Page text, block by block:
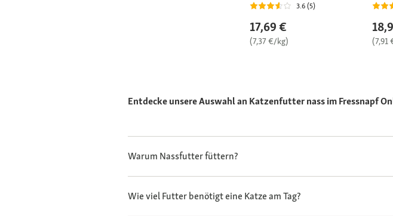
3.6 (5)
17,69 €
(7,37 €/kg) (7,91
Entdecke unsere Auswahl an Katzenfutter nass im Fressnapf
Warum Nassfutter füttern?
Wie viel Futter benötigt eine Katze am Tag?